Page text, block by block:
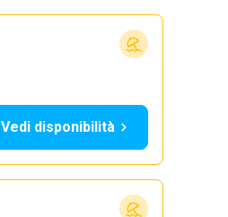
Vedi disponibilità